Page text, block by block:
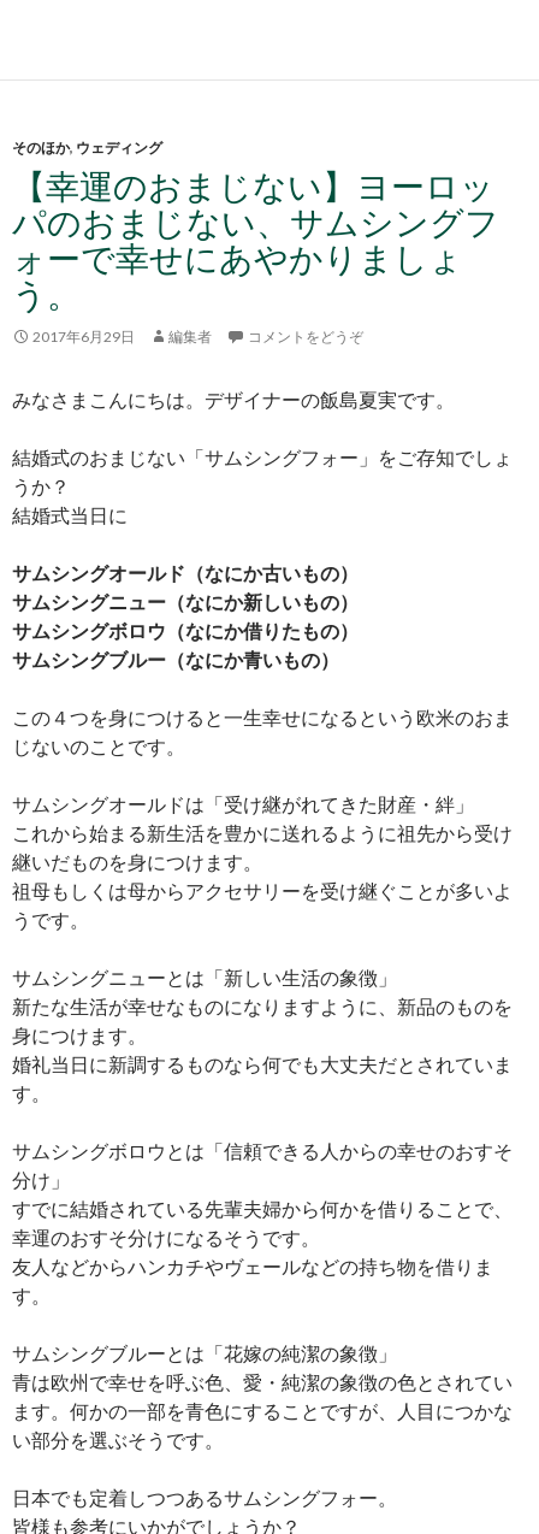
そのほか, ウェディング
【幸運のおまじない】ヨーロッ
パのおまじない、サムシングフ
ォーで幸せにあやかりましょ
う。
2017年6月29日 編集者 コメントをどうぞ
みなさまこんにちは。デザイナーの飯島夏実です。
結婚式のおまじない「サムシングフォー」をご存知でしょ
うか？
結婚式当日に
サムシングオールド（なにか古いもの）
サムシングニュー（なにか新しいもの）
サムシングボロウ（なにか借りたもの）
サムシングブルー（なにか青いもの）
この４つを身につけると一生幸せになるという欧米のおま
じないのことです。
サムシングオールドは「受け継がれてきた財産・絆」
これから始まる新生活を豊かに送れるように祖先から受け
継いだものを身につけます。
祖母もしくは母からアクセサリーを受け継ぐことが多いよ
うです。
サムシングニューとは「新しい生活の象徴」
新たな生活が幸せなものになりますように、新品のものを
身につけます。
婚礼当日に新調するものなら何でも大丈夫だとされていま
す。
サムシングボロウとは「信頼できる人からの幸せのおすそ
分け」
すでに結婚されている先輩夫婦から何かを借りることで、
幸運のおすそ分けになるそうです。
友人などからハンカチやヴェールなどの持ち物を借りま
す。
サムシングブルーとは「花嫁の純潔の象徴」
青は欧州で幸せを呼ぶ色、愛・純潔の象徴の色とされてい
ます。何かの一部を青色にすることですが、人目につかな
い部分を選ぶそうです。
日本でも定着しつつあるサムシングフォー。
皆様も参考にいかがでしょうか？